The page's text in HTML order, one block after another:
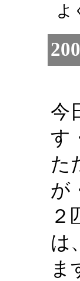
よ
今
す
た
が
２
は
ま